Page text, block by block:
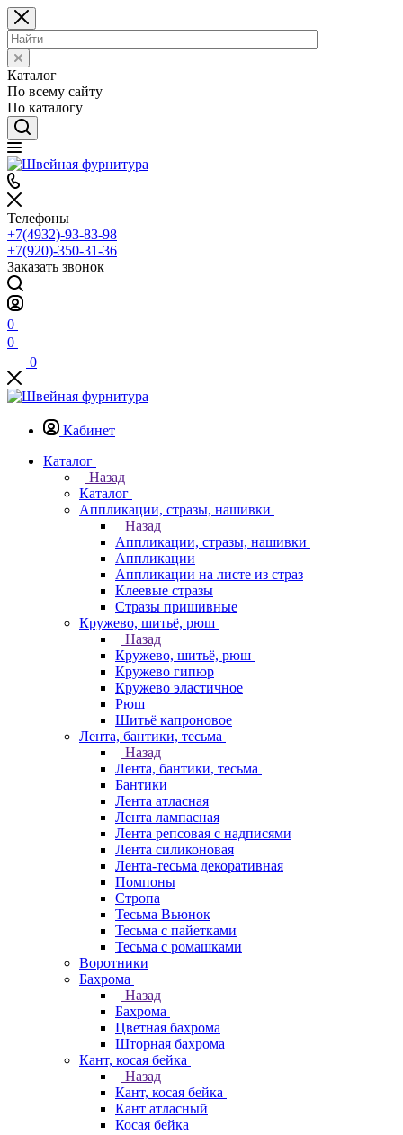
Каталог
По всему сайту
По каталогу
Телефоны
+7(4932)-93-83-98
+7(920)-350-31-36
Заказать звонок
0
0
0
Кабинет
Каталог
Назад
Каталог
Аппликации, стразы, нашивки
Назад
Аппликации, стразы, нашивки
Аппликации
Аппликации на листе из страз
Клеевые стразы
Стразы пришивные
Кружево, шитьё, рюш
Назад
Кружево, шитьё, рюш
Кружево гипюр
Кружево эластичное
Рюш
Шитьё капроновое
Лента, бантики, тесьма
Назад
Лента, бантики, тесьма
Бантики
Лента атласная
Лента лампасная
Лента репсовая с надписями
Лента силиконовая
Лента-тесьма декоративная
Помпоны
Стропа
Тесьма Вьюнок
Тесьма с пайетками
Тесьма с ромашками
Воротники
Бахрома
Назад
Бахрома
Цветная бахрома
Шторная бахрома
Кант, косая бейка
Назад
Кант, косая бейка
Кант атласный
Косая бейка